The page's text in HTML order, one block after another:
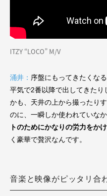
ITZY “LOCO” M/V
涌井： 序盤にもってきたくな
平気で2番以降で出してきたり
かも、天井の上から撮ったり
のに、一瞬しか使われていな
トのためにかなりの労力をか
く豪華で贅沢なんです。
音楽と映像がピッタリ合